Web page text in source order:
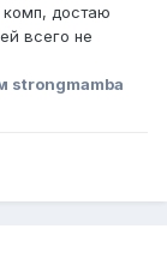
комп, достаю
всего не
strongmamba